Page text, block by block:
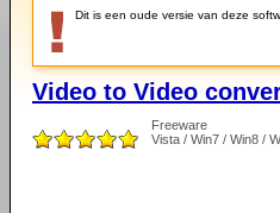
Dit is een oude versie van deze
Video to Video
Freeware
Vista / Win7 / Win8 /